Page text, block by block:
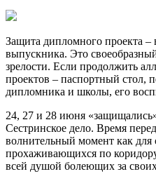
Защита дипломного проекта
выпускника. Это
зрелости. Если продолжить
проектов – паспортный стол,
дипломника и школы, его
24, 27 и 28 июня
Сестринское дело. Время
волнительный момент как для
прохаживающихся по
всей душой болеющих за